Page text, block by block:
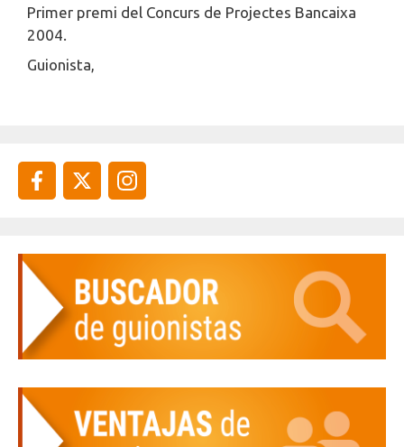
Primer premi del Concurs de Projectes Bancaixa
2004.
Guionista,